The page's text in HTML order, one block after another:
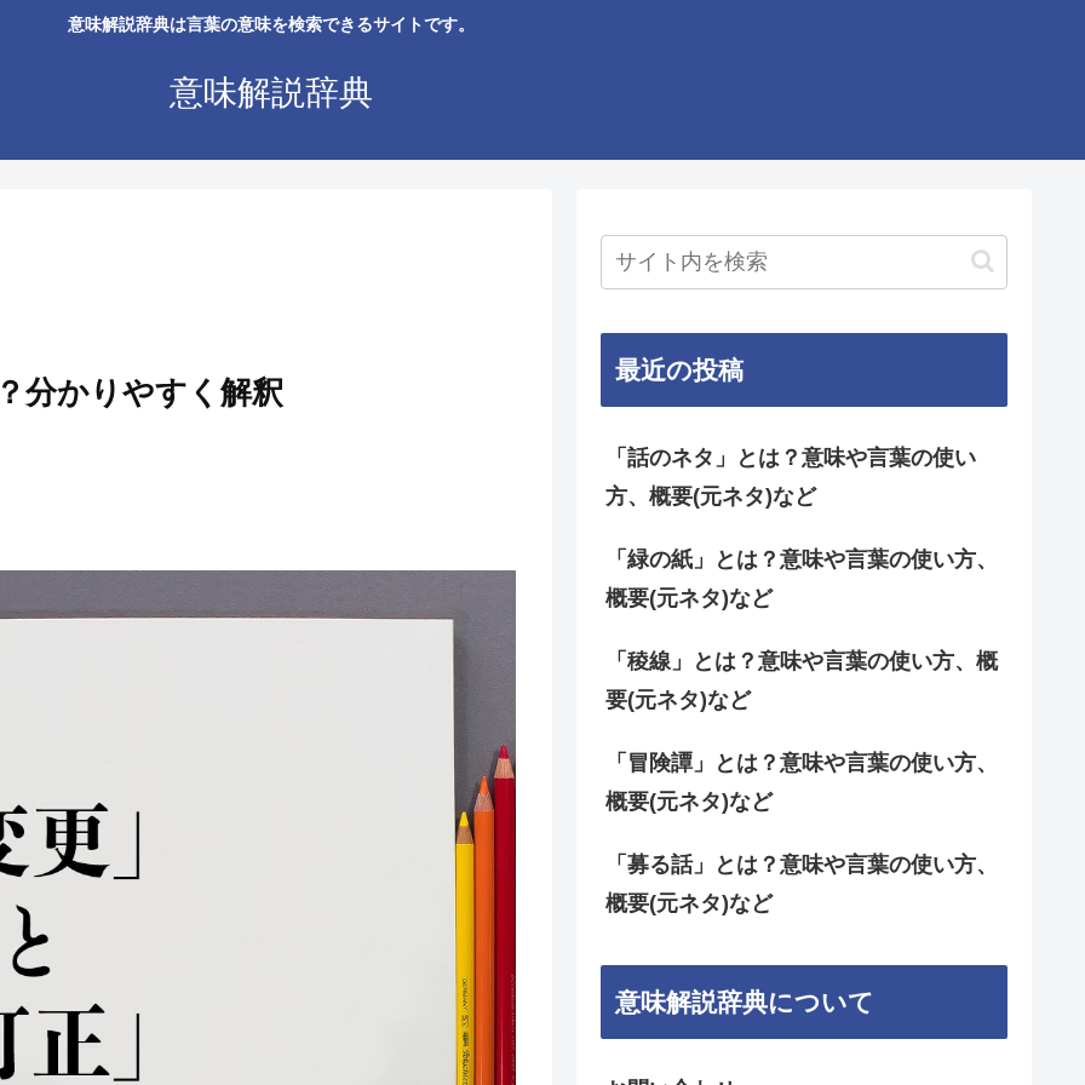
意味解説辞典は言葉の意味を検索できるサイトです。
意味解説辞典
分かりやすく解釈
最近の投稿
「話のネタ」とは？意味や言葉の使い
方、概要(元ネタ)など
「緑の紙」とは？意味や言葉の使い方、
概要(元ネタ)など
「稜線」とは？意味や言葉の使い方、概
要(元ネタ)など
「冒険譚」とは？意味や言葉の使い方、
概要(元ネタ)など
「募る話」とは？意味や言葉の使い方、
概要(元ネタ)など
意味解説辞典について